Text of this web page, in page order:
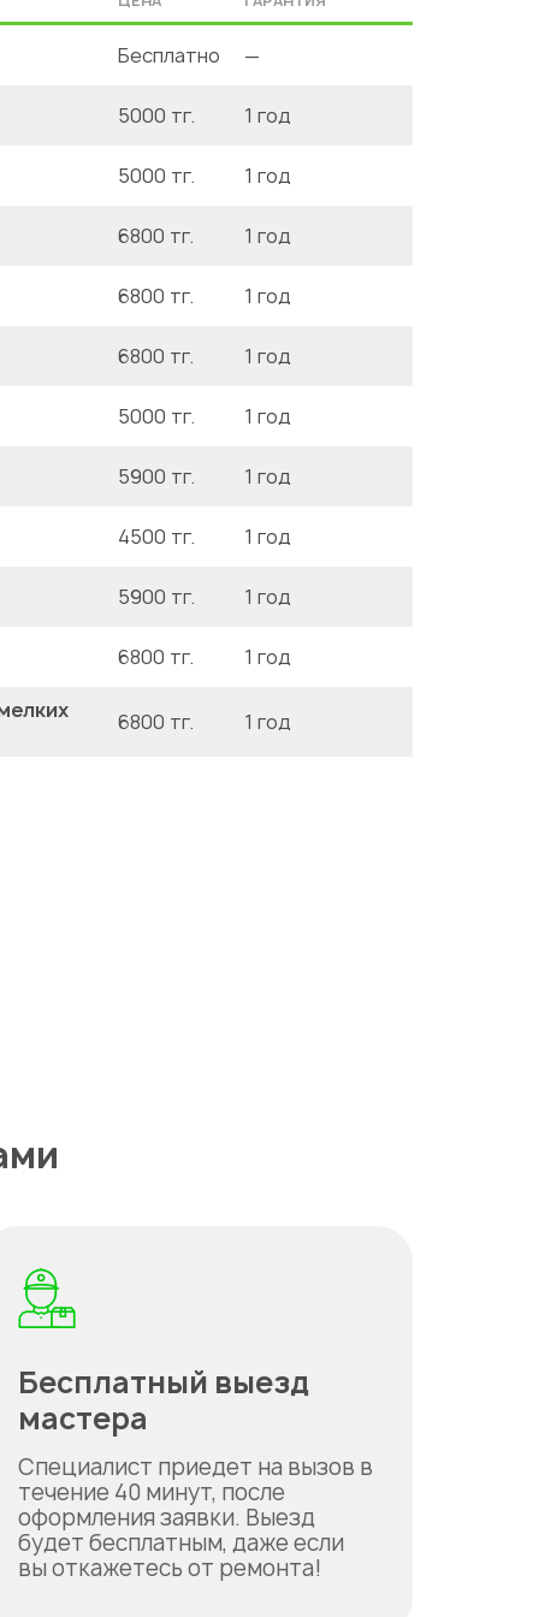
Бесплатно —
5000 тг. 1 год
5000 тг. 1 год
6800 тг. 1 год
6800 тг. 1 год
6800 тг. 1 год
5000 тг. 1 год
5900 тг. 1 год
4500 тг. 1 год
5900 тг. 1 год
6800 тг.
1 год
6800 тг. 1 год
Бесплатный выезд
мастера
Специалист приедет на вызов в
течение 40 минут, после
оформления заявки. Выезд
будет бесплатным, даже если
вы откажетесь от ремонта!